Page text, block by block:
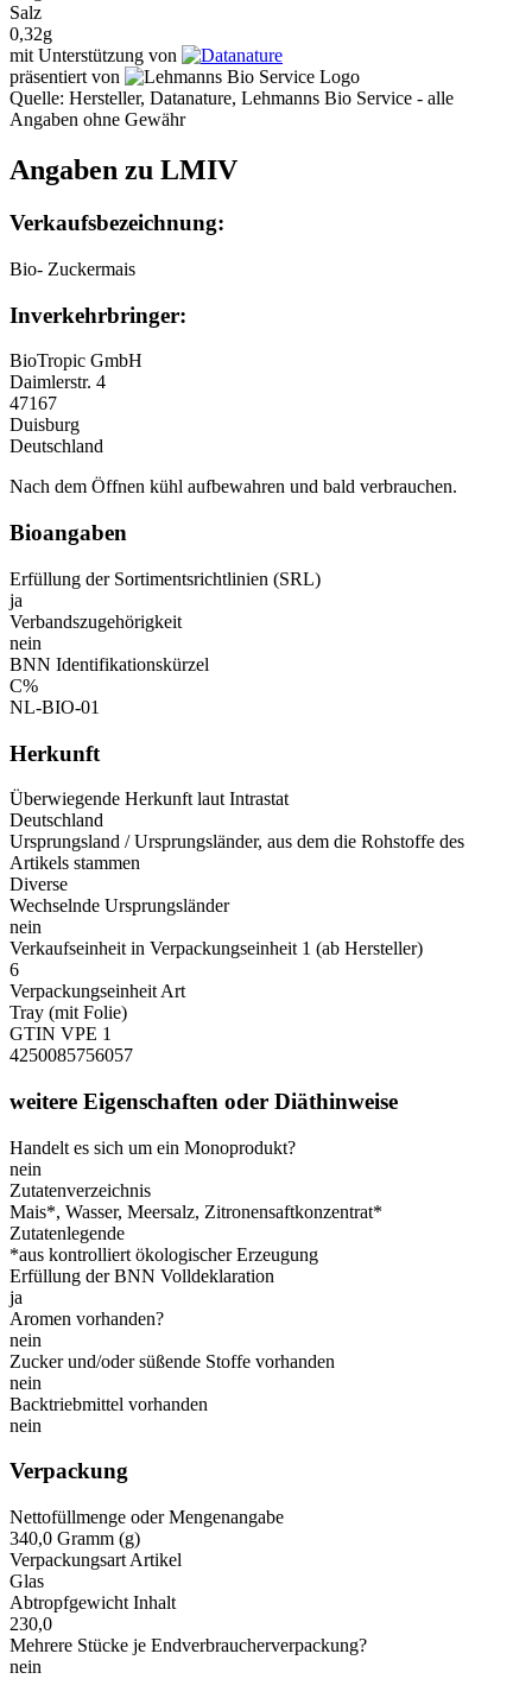
Salz
0,32g
mit Unterstützung von
präsentiert von
Quelle: Hersteller, Datanature, Lehmanns Bio Service - alle
Angaben ohne Gewähr
Angaben zu LMIV
Verkaufsbezeichnung:
Bio- Zuckermais
Inverkehrbringer:
BioTropic GmbH
Daimlerstr. 4
47167
Duisburg
Deutschland
Nach dem Öffnen kühl aufbewahren und bald verbrauchen.
Bioangaben
Erfüllung der Sortimentsrichtlinien (SRL)
ja
Verbandszugehörigkeit
nein
BNN Identifikationskürzel
C%
NL-BIO-01
Herkunft
Überwiegende Herkunft laut Intrastat
Deutschland
Ursprungsland / Ursprungsländer, aus dem die Rohstoffe des
Artikels stammen
Diverse
Wechselnde Ursprungsländer
nein
Verkaufseinheit in Verpackungseinheit 1 (ab Hersteller)
6
Verpackungseinheit Art
Tray (mit Folie)
GTIN VPE 1
4250085756057
weitere Eigenschaften oder Diäthinweise
Handelt es sich um ein Monoprodukt?
nein
Zutatenverzeichnis
Mais*, Wasser, Meersalz, Zitronensaftkonzentrat*
Zutatenlegende
*aus kontrolliert ökologischer Erzeugung
Erfüllung der BNN Volldeklaration
ja
Aromen vorhanden?
nein
Zucker und/oder süßende Stoffe vorhanden
nein
Backtriebmittel vorhanden
nein
Verpackung
Nettofüllmenge oder Mengenangabe
340,0 Gramm (g)
Verpackungsart Artikel
Glas
Abtropfgewicht Inhalt
230,0
Mehrere Stücke je Endverbraucherverpackung?
nein